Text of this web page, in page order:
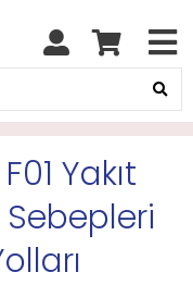
Yakıt
Sebepleri